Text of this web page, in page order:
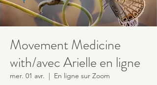
Movement Medicine
with/avec Arielle en ligne
mer. 01 avr.
  |
En ligne sur Zoom